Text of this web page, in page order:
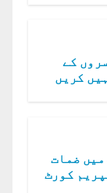
کے
کریں
میں ضمات
کورٹ